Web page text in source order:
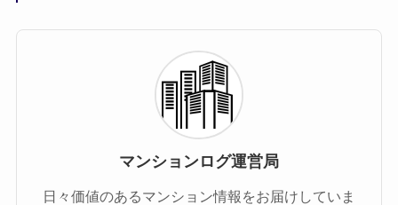
マンションログ運営局
日々価値のあるマンション情報をお届けしていま